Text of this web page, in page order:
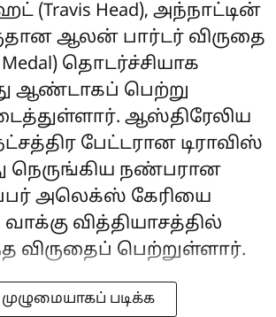
(Travis Head), அந்நாட்டின்
ஆலன் பார்டர் விருதை
Medal) தொடர்ச்சியாக
ஆண்டாகப் பெற்று
ஆஸ்திரேலிய
பேட்டரான டிராவிஸ்
நெருங்கிய நண்பரான
அலெக்ஸ் கேரியை
வித்தியாசத்தில்
விருதைப் பெற்றுள்ளார்.
முழுமையாகப் படிக்க